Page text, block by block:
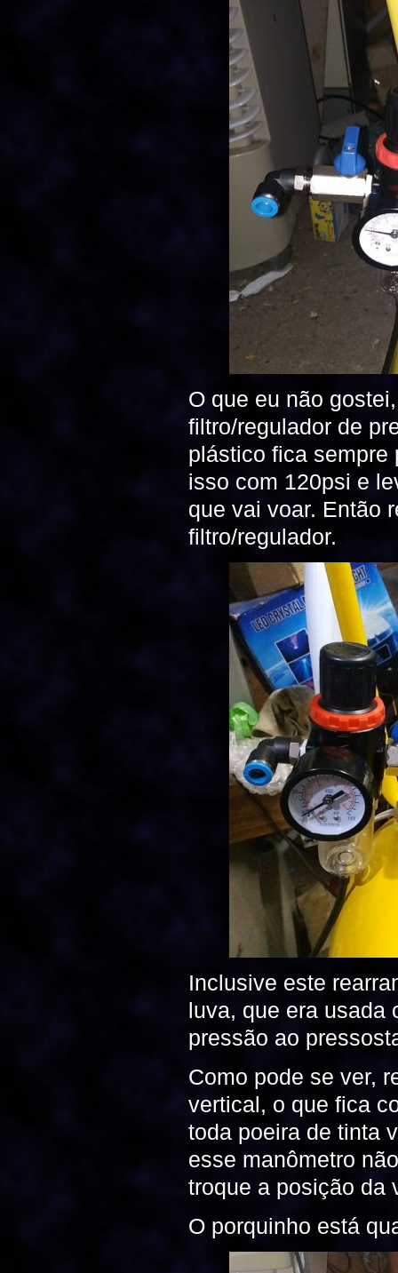
O que eu não
filtro/regulador de
plástico fica sempre
isso com 120psi e
que vai voar. Então
filtro/regulador.
Inclusive este
luva, que era usada
pressão ao
Como pode se ver,
vertical, o que fica
toda poeira de tinta
esse manômetro
troque a posição da
O porquinho está